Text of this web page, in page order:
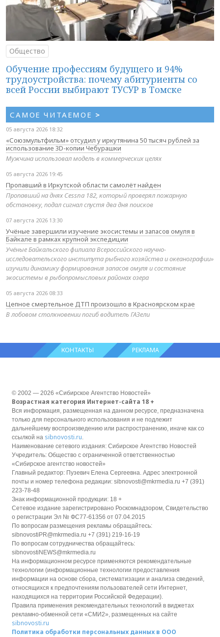
Общество
Обучение профессиям будущего и 94%
трудоустройства: почему абитуриенты со
всей России выбирают ТУСУР в Томске
САМОЕ ЧИТАЕМОЕ >
05 августа 2026 18:32
«Союзмультфильм» отсудил у иркутянина 50 тысяч рублей за
использование 3D-копии Чебурашки
Мужчина использовал модель в коммерческих целях
05 августа 2026 19:45
Пропавший в Иркутской области самолёт найден
Пропавший на днях Cessna 182, который проверял пожарную
обстановку, подал сигнал спустя два дня поисков
07 августа 2026 13:30
Учёные завершили изучение экосистемы и запасов омуля в
Байкале в рамках крупной экспедиции
Учёные Байкальского филиала Всероссийского научно-
исследовательского института рыбного хозяйства и океанографии»
изучили динамику формирования запасов омуля и состояние
экосистемы в рыбопромысловых районах озера
05 августа 2026 08:33
Цепное смертельное ДТП произошло в Красноярском крае
В лобовом столкновении погиб водитель ГАЗели
КОНТАКТЫ РЕКЛАМА
© 2002 — 2026 «Сибирское Агентство Новостей»
Возрастная категория Интернет-сайта 18 +
Вся информация, размещенная на данном ресурсе, предназначена
только для персонального использования и не подлежит
дальнейшему воспроизведению или распространению, иначе как со
ссылкой на sibnovosti.ru.
Наименование сетевого издания: Сибирское Агентство Новостей
Учредитель: Общество с ограниченной ответственностью
«Сибирское агентство новостей»
Главный редактор: Пузевич Елена Сергеевна. Адрес электронной
почты и номер телефона редакции: sibnovosti@mkrmedia.ru +7 (391)
223-78-48
Знак информационной продукции: 18 +
Сетевое издание зарегистрировано Роскомнадзором, Свидетельство
о регистрации Эл № ФС77-61356 от 07.04.2015
По вопросам размещения рекламы обращайтесь:
sibnovostiPR@mkrmedia.ru +7 (391) 219-16-19
По вопросам сотрудничества обращайтесь:
sibnovostiNEWS@mkrmedia.ru
На информационном ресурсе применяются рекомендательные
технологии (информационные технологии предоставления
информации на основе сбора, систематизации и анализа сведений,
относящихся к предпочтениям пользователей сети Интернет,
находящихся на территории Российской Федерации).
Правила применения рекомендательных технологий в виджетах
рекламно-обменной сети «СМИ2», размещенных на сайте
sibnovosti.ru
Политика обработки персональных данных в ООО